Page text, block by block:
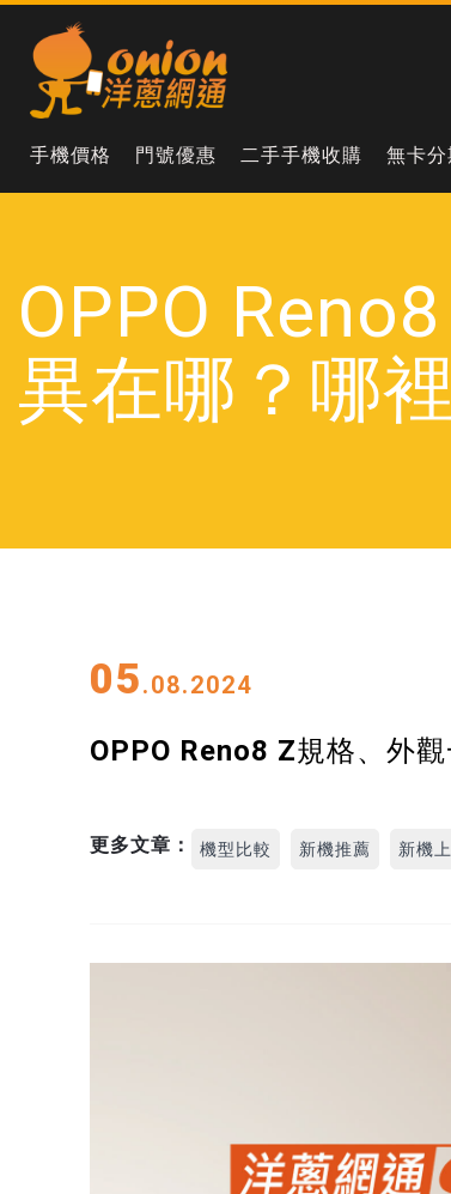
手機價格 門號優惠 二手手機收購 無卡分
OPPO
異在哪？哪
05.08.2024
OPPO Reno8 Z規格、外
更多文章： 機型比較 新機推薦 新機